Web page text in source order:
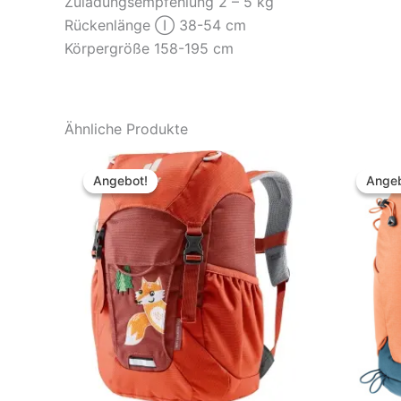
Rückenlänge Ⓘ 38-54 cm
Körpergröße 158-195 cm
Ähnliche Produkte
Angebot!
Angebot!